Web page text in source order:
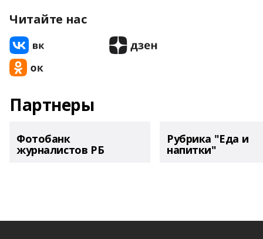
Читайте нас
Партнеры
Фотобанк
журналистов РБ
Рубрика "Еда и
напитки"